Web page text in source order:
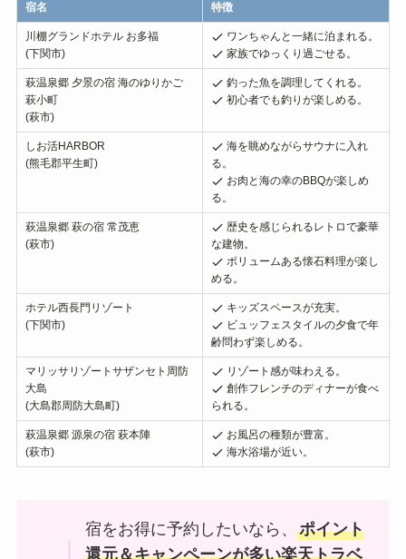
宿名 特徴
川棚グランドホテル お多福
(下関市)
ワンちゃんと一緒に泊まれる。
家族でゆっくり過ごせる。
萩温泉郷 夕景の宿 海のゆりかご
萩小町
(萩市)
釣った魚を調理してくれる。
初心者でも釣りが楽しめる。
しお活HARBOR
(熊毛郡平生町)
海を眺めながらサウナに入れ
る。
お肉と海の幸のBBQが楽しめ
る。
萩温泉郷 萩の宿 常茂恵
(萩市)
歴史を感じられるレトロで豪華
な建物。
ボリュームある懐石料理が楽し
める。
ホテル西長門リゾート
(下関市)
キッズスペースが充実。
ビュッフェスタイルの夕食で年
齢問わず楽しめる。
マリッサリゾートサザンセト周防
大島
(大島郡周防大島町)
リゾート感が味わえる。
創作フレンチのディナーが食べ
られる。
萩温泉郷 源泉の宿 萩本陣
(萩市)
お風呂の種類が豊富。
海水浴場が近い。
宿をお得に予約したいなら、ポイント
還元＆キャンペーンが多い楽天トラベ